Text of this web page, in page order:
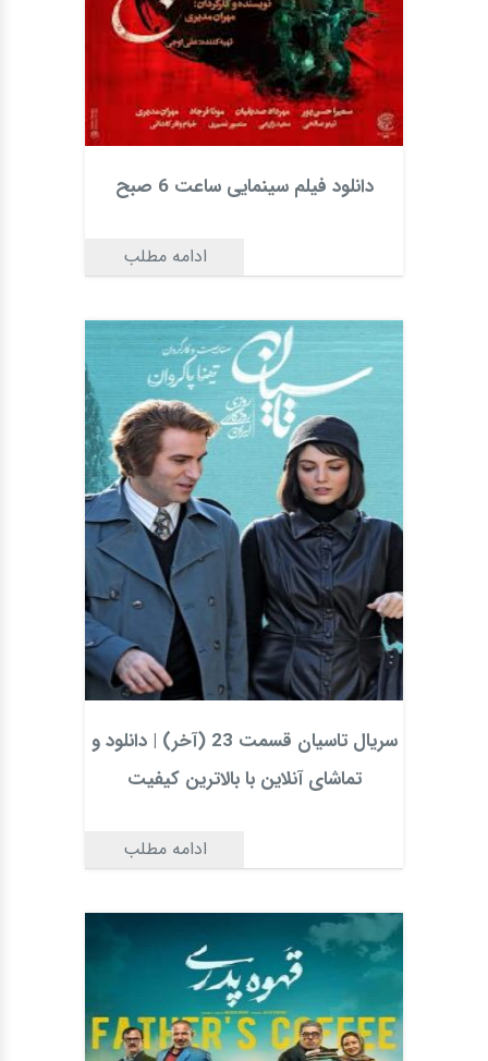
دانلود فیلم سینمایی ساعت 6 صبح
ادامه مطلب
سریال تاسیان قسمت 23 (آخر) | دانلود و
تماشای آنلاین با بالاترین کیفیت
ادامه مطلب